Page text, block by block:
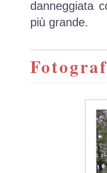
danneggiata
più grande.